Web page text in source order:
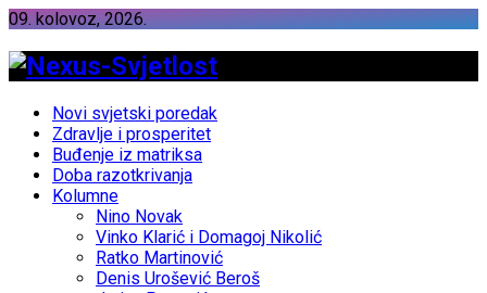
09. kolovoz, 2026.
Novi svjetski poredak
Zdravlje i prosperitet
Buđenje iz matriksa
Doba razotkrivanja
Kolumne
Nino Novak
Vinko Klarić i Domagoj Nikolić
Ratko Martinović
Denis Urošević Beroš